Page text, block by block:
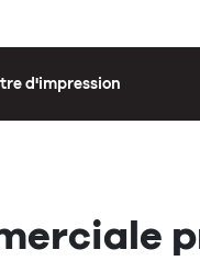
d'impression